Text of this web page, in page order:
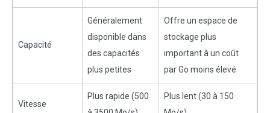
Capacité
Généralement
disponible dans
des capacités
plus petites
Offre un espace de
stockage plus
important à un coût
par Go moins élevé
Vitesse
Plus rapide (500
Plus lent (30 à 150